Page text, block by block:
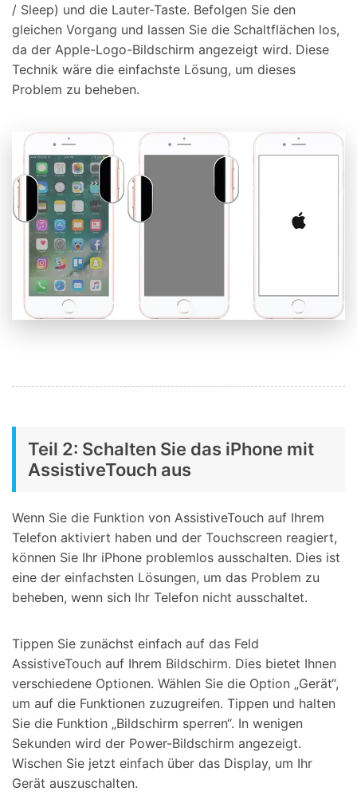
/ Sleep) und die Lauter-Taste. Befolgen Sie den
gleichen Vorgang und lassen Sie die Schaltflächen los,
da der Apple-Logo-Bildschirm angezeigt wird. Diese
Technik wäre die einfachste Lösung, um dieses
Problem zu beheben.
Teil 2: Schalten Sie das iPhone mit
AssistiveTouch aus
Wenn Sie die Funktion von AssistiveTouch auf Ihrem
Telefon aktiviert haben und der Touchscreen reagiert,
können Sie Ihr iPhone problemlos ausschalten. Dies ist
eine der einfachsten Lösungen, um das Problem zu
beheben, wenn sich Ihr Telefon nicht ausschaltet.
Tippen Sie zunächst einfach auf das Feld
AssistiveTouch auf Ihrem Bildschirm. Dies bietet Ihnen
verschiedene Optionen. Wählen Sie die Option „Gerät“,
um auf die Funktionen zuzugreifen. Tippen und halten
Sie die Funktion „Bildschirm sperren“. In wenigen
Sekunden wird der Power-Bildschirm angezeigt.
Wischen Sie jetzt einfach über das Display, um Ihr
Gerät auszuschalten.